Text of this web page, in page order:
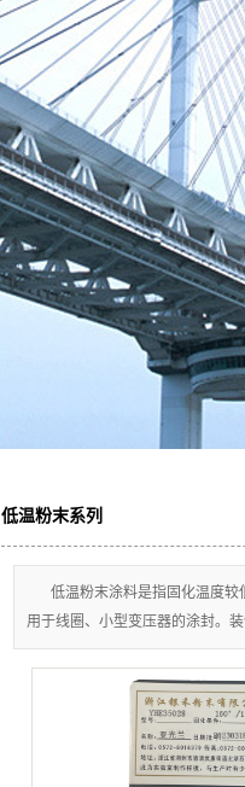
低温粉末系列
低温粉末涂料是指固化温度
用于线圈、小型变压器的涂封。